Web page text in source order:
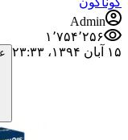
Admin
۱٬۷۵۴٬۲۵۶
۱۵ آبان ۱۳۹۴،‏ ۲۳:۳۳